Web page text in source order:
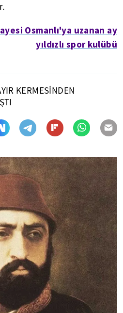
Osmanlı'ya uzanan ay
yıldızlı spor kulübü
KERMESİNDEN